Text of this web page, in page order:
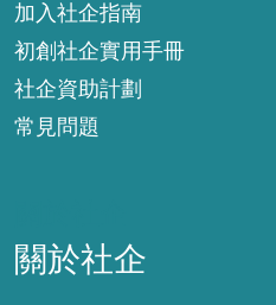
加入社企指南
初創社企實用手冊
社企資助計劃
常見問題
關於社企